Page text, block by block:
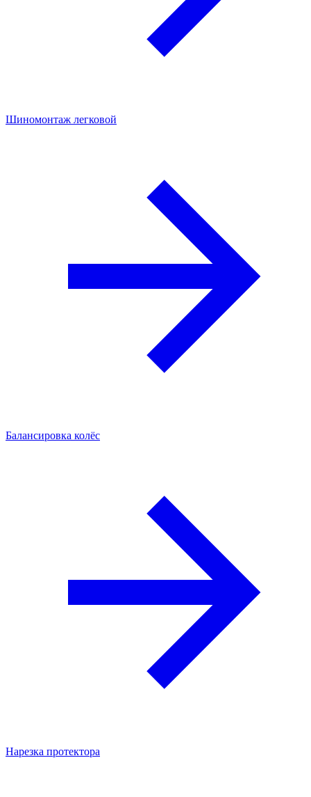
Шиномонтаж легковой
Балансировка колёс
Нарезка протектора